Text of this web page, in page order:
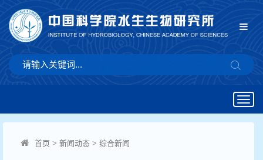
首页 > 新闻动态 > 综合新闻